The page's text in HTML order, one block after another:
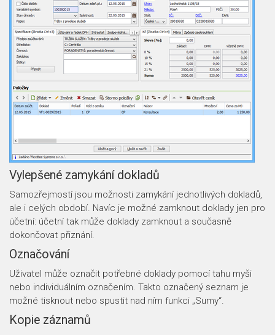
Vylepšené zamykání dokladů
Samozřejmostí jsou možnosti zamykání jednotlivých dokladů,
ale i celých období. Navíc je možné zamknout doklady jen pro
účetní: účetní tak může doklady zamknout a současně
dokončovat přiznání.
Označování
Uživatel může označit potřebné doklady pomocí tahu myši
nebo individuálním označením. Takto označený seznam je
možné tisknout nebo spustit nad ním funkci „Sumy“.
Kopie záznamů